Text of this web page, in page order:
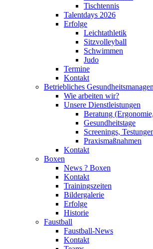
Tischtennis
Talentdays 2026
Erfolge
Leichtathletik
Sitzvolleyball
Schwimmen
Judo
Termine
Kontakt
Betriebliches
Wie arbeiten wir?
Unsere Dienstleistungen
Beratung
Gesundheitstage
Screenings,
Praxismaßnahmen
Kontakt
Boxen
News ? Boxen
Kontakt
Trainingszeiten
Bildergalerie
Erfolge
Historie
Faustball
Faustball-News
Kontakt